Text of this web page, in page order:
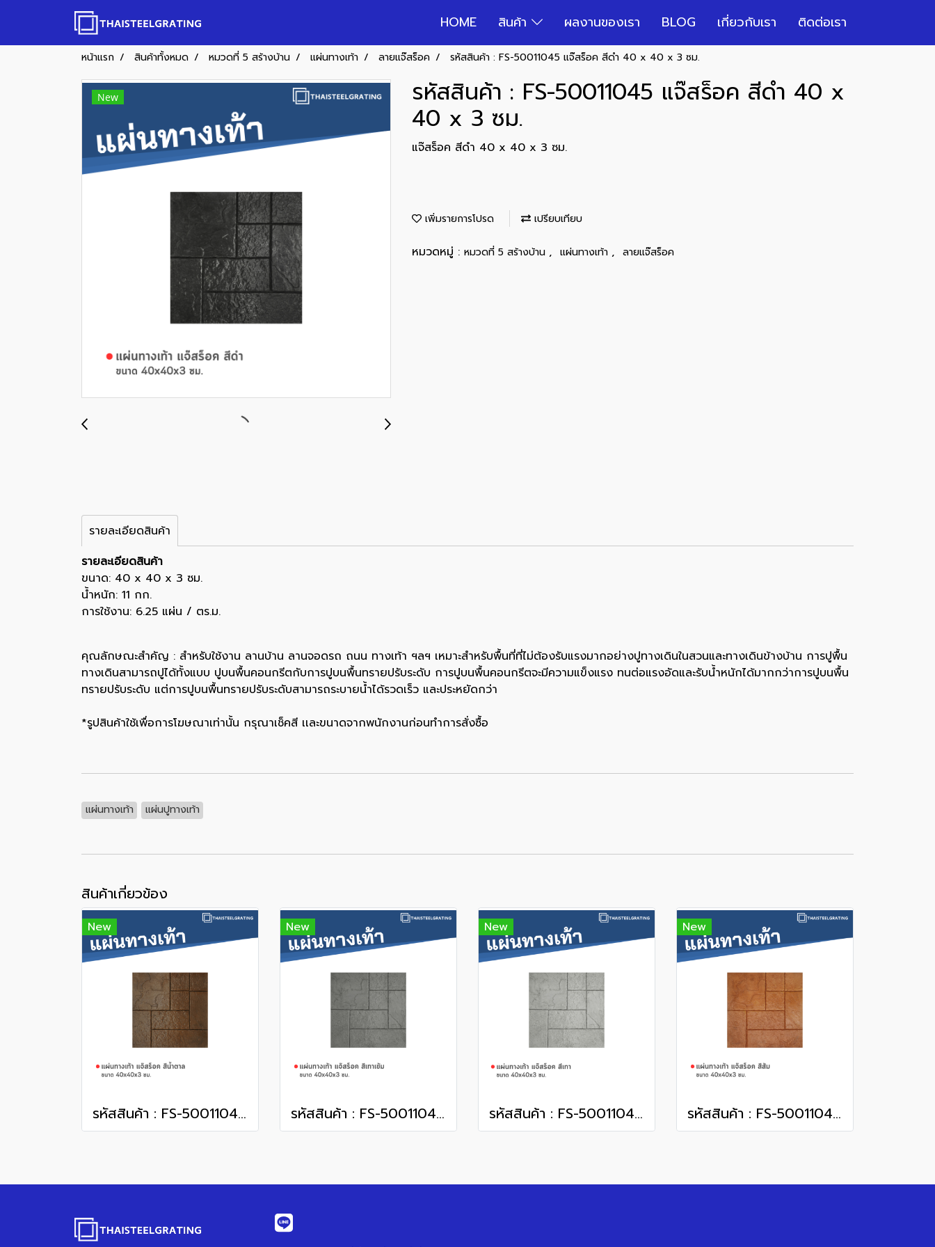
HOME สินค้า ผลงานของเรา BLOG เกี่ยวกับเรา ติดต่อเรา
หน้าแรก สินค้าทั้งหมด หมวดที่ 5 สร้างบ้าน แผ่นทางเท้า ลายแจ๊สร็อค รหัสสินค้า : FS-50011045 แจ๊สร็อค สีดำ 40 x 40 x 3 ซม.
New รหัสสินค้า : FS-50011045 แจ๊สร็อค สีดำ 40 x
40 x 3 ซม.
แจ๊สร็อค สีดำ 40 x 40 x 3 ซม.
เพิ่มรายการโปรด เปรียบเทียบ
หมวดหมู่ : หมวดที่ 5 สร้างบ้าน , แผ่นทางเท้า , ลายแจ๊สร็อค
รายละเอียดสินค้า
รายละเอียดสินค้า
ขนาด: 40 x 40 x 3 ซม.
น้ำหนัก: 11 กก.
การใช้งาน: 6.25 แผ่น / ตร.ม.
คุณลักษณะสำคัญ : สำหรับใช้งาน ลานบ้าน ลานจอดรถ ถนน ทางเท้า ฯลฯ เหมาะสำหรับพื้นที่ที่ไม่ต้องรับแรงมากอย่างปูทางเดินในสวนและทางเดินข้างบ้าน การปูพื้น
ทางเดินสามารถปูได้ทั้งแบบ ปูบนพื้นคอนกรีตกับการปูบนพื้นทรายปรับระดับ การปูบนพื้นคอนกรีตจะมีความแข็งแรง ทนต่อแรงอัดและรับน้ำหนักได้มากกว่าการปูบนพื้น
ทรายปรับระดับ แต่การปูบนพื้นทรายปรับระดับสามารถระบายน้ำได้รวดเร็ว และประหยัดกว่า
*รูปสินค้าใช้เพื่อการโฆษณาเท่านั้น กรุณาเช็คสี เเละขนาดจากพนักงานก่อนทำการสั่งซื้อ
แผ่นทางเท้า แผ่นปูทางเท้า
สินค้าเกี่ยวข้อง
New
รหัสสินค้า : FS-50011047 แจ๊สร็อค สีน้ำตาล 40 x 40 x 3 ซม.
New
รหัสสินค้า : FS-50011044 แจ๊สร็อค สีเทาเข้ม 40 x 40 x 3 ซม.
New
รหัสสินค้า : FS-50011043 แจ๊สร็อค สีเทา 40 x 40 x 3 ซม.
New
รหัสสินค้า : FS-50011046 แจ๊สร็อค สีส้ม 40 x 40 x 3 ซม.